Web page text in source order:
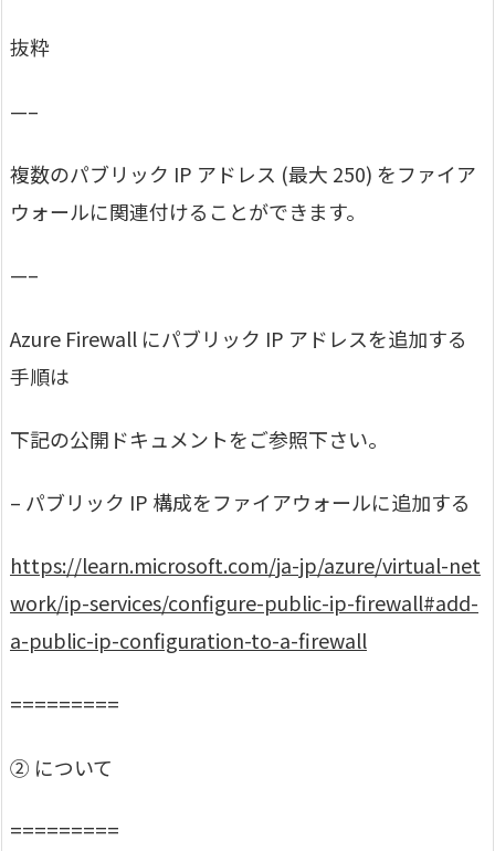
抜粋
—–
複数のパブリック IP アドレス (最大 250) をファイア
ウォールに関連付けることができます。
—–
Azure Firewall にパブリック IP アドレスを追加する
手順は
下記の公開ドキュメントをご参照下さい。
– パブリック IP 構成をファイアウォールに追加する
https://learn.microsoft.com/ja-jp/azure/virtual-net
work/ip-services/configure-public-ip-firewall#add-
a-public-ip-configuration-to-a-firewall
=========
② について
=========